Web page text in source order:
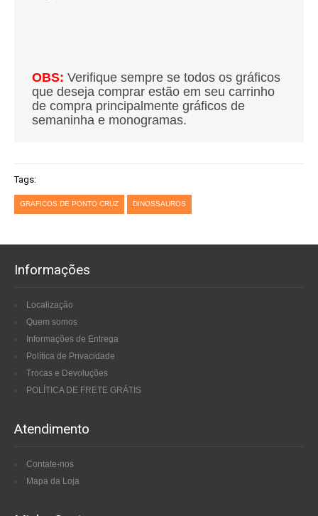
OBS: Verifique sempre se todos os gráficos
que deseja comprar estão em seu carrinho
de compra principalmente gráficos de
semaninha e monogramas.
Tags:
GRAFICOS DE PONTO CRUZ DINOSSAUROS
Informações
Localização
Quem somos
Informações de Entrega
Política de Privacidade
Trocas e Devoluções
POLÍTICA DE FRETE GRÁTIS
Atendimento
Contate-nos
Mapa da Loja